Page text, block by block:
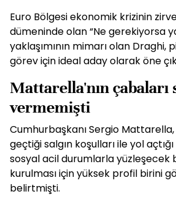
Euro Bölgesi ekonomik krizinin
dümeninde olan “Ne gerekiyorsa
yaklaşımının mimarı olan Draghi,
görev için ideal aday olarak öne
Mattarella'nın çabaları
vermemişti
Cumhurbaşkanı Sergio
geçtiği salgın koşulları ile yol
sosyal acil durumlarla yüzleşecek
kurulması için yüksek profil birini
belirtmişti.